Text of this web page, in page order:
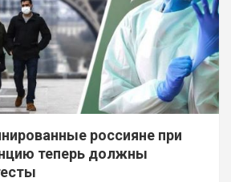
россияне при
теперь должны